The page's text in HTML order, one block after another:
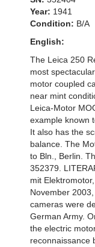
Year: 1941
Condition: B/A
English:
The Leica 250
most
motor coupled
near mint
Leica-Motor
example known
It also has the
balance. The
to Bln., Berlin.
352379.
mit
November
cameras were
German Army.
the electric
reconnaissance